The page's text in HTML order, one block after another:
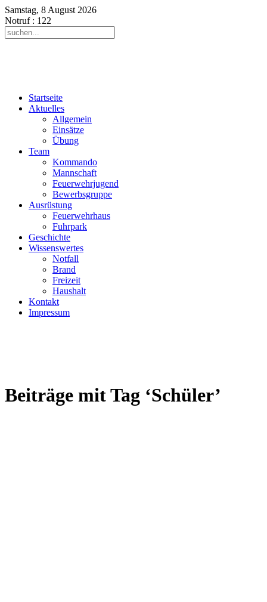
Samstag, 8 August 2026
Notruf: 122
Startseite
Aktuelles
Allgemein
Einsätze
Übung
Team
Kommando
Mannschaft
Feuerwehrjugend
Bewerbsgruppe
Ausrüstung
Feuerwehrhaus
Fuhrpark
Geschichte
Wissenswertes
Notfall
Brand
Freizeit
Haushalt
Kontakt
Impressum
Beiträge mit Tag ‘Schüler’